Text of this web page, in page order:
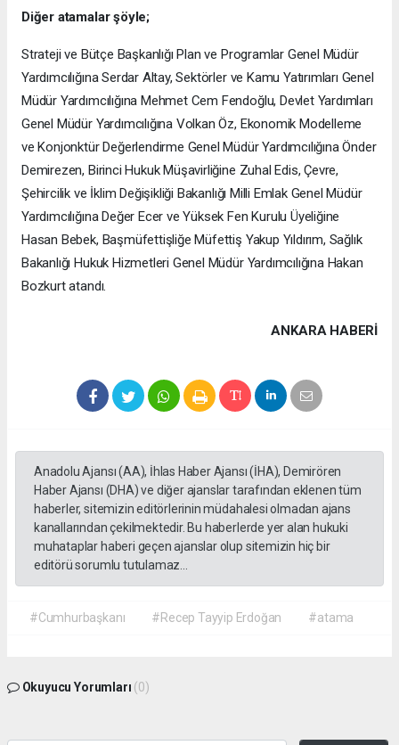
Diğer atamalar şöyle;
Strateji ve Bütçe Başkanlığı Plan ve Programlar Genel Müdür
Yardımcılığına Serdar Altay, Sektörler ve Kamu Yatırımları Genel
Müdür Yardımcılığına Mehmet Cem Fendoğlu, Devlet Yardımları
Genel Müdür Yardımcılığına Volkan Öz, Ekonomik Modelleme
ve Konjonktür Değerlendirme Genel Müdür Yardımcılığına Önder
Demirezen, Birinci Hukuk Müşavirliğine Zuhal Edis, Çevre,
Şehircilik ve İklim Değişikliği Bakanlığı Milli Emlak Genel Müdür
Yardımcılığına Değer Ecer ve Yüksek Fen Kurulu Üyeliğine
Hasan Bebek, Başmüfettişliğe Müfettiş Yakup Yıldırım, Sağlık
Bakanlığı Hukuk Hizmetleri Genel Müdür Yardımcılığına Hakan
Bozkurt atandı.
ANKARA HABERİ
Anadolu Ajansı (AA), İhlas Haber Ajansı (İHA), Demirören
Haber Ajansı (DHA) ve diğer ajanslar tarafından eklenen tüm
haberler, sitemizin editörlerinin müdahalesi olmadan ajans
kanallarından çekilmektedir. Bu haberlerde yer alan hukuki
muhataplar haberi geçen ajanslar olup sitemizin hiç bir
editörü sorumlu tutulamaz...
#Cumhurbaşkanı #Recep Tayyip Erdoğan #atama
Okuyucu Yorumları (0)